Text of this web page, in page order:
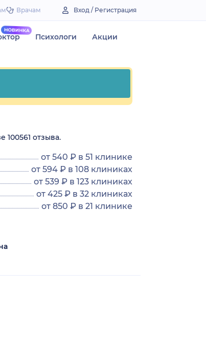
Врачам Вход / Регистрация
Психологи Акции
100561 отзыва.
от 540 ₽ в 51 клинике
от 594 ₽ в 108 клиниках
от 539 ₽ в 123 клиниках
от 425 ₽ в 32 клиниках
от 850 ₽ в 21 клинике